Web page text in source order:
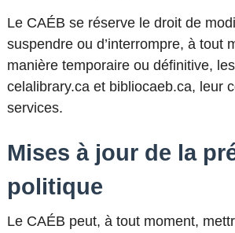
Le CAÉB se réserve le droit de
suspendre ou d’interrompre, à tout
manière temporaire ou définitive,
celalibrary.ca et bibliocaeb.ca, leur
services.
Mises à jour de la
politique
Le CAÉB peut, à tout moment,